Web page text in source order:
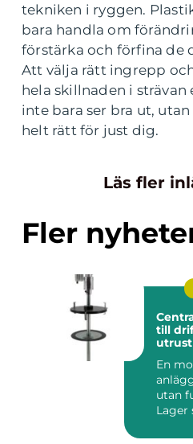
tekniken i ryggen.
bara handla om
förstärka och förfina de
Att välja rätt ingrepp
hela skillnaden i strävan
inte bara ser bra ut,
helt rätt för just dig.
Läs fler
Fler
till
En
utan
Lager